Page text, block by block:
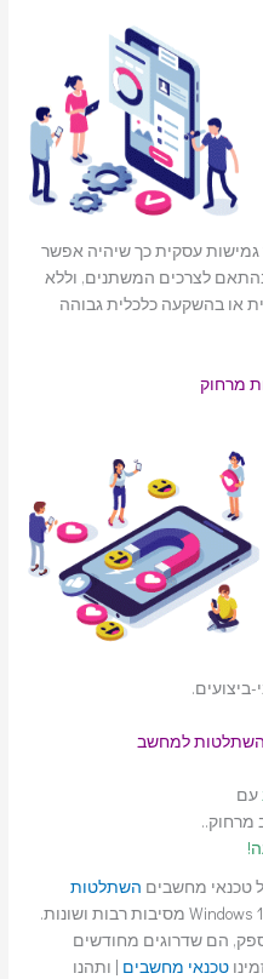
גמישות עסקית כך שיהיה אפשר
בהתאם לצרכים המשתנים, וללא
או בהשקעה כלכלית גבוהה
מרחוק
ביצועים.
השתלטות למחשב
עם
מרחוק..
טכנאי מחשבים השתלטות
ועל מערכת הפעלה החדישה Windows 11 מסיבות רבות ושונות.
הם שדרוגים מחודשים
טכנאי מחשבים | ותהנו